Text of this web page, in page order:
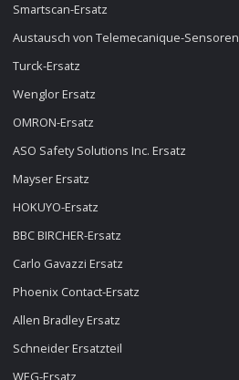
Smartscan-Ersatz
Austausch von Telemecanique-Sensoren
Turck-Ersatz
Wenglor Ersatz
OMRON-Ersatz
ASO Safety Solutions Inc. Ersatz
Mayser Ersatz
HOKUYO-Ersatz
BBC BIRCHER-Ersatz
Carlo Gavazzi Ersatz
Phoenix Contact-Ersatz
Allen Bradley Ersatz
Schneider Ersatzteil
WEG-Ersatz